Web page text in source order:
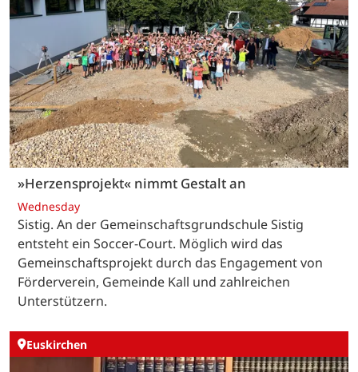
»Herzensprojekt« nimmt Gestalt an
Wednesday
Sistig. An der Gemeinschaftsgrundschule Sistig
entsteht ein Soccer-Court. Möglich wird das
Gemeinschaftsprojekt durch das Engagement von
Förderverein, Gemeinde Kall und zahlreichen
Unterstützern.
Euskirchen